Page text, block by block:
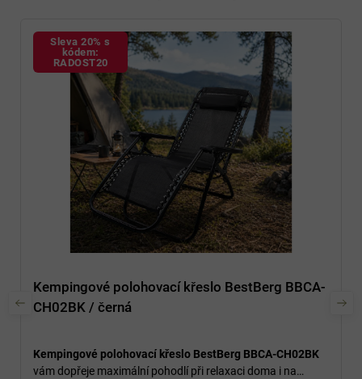
Sleva 20% s
kódem:
RADOST20
Kempingové polohovací křeslo BestBerg BBCA-
CH02BK / černá
Kempingové polohovací křeslo BestBerg BBCA-CH02BK
vám dopřeje maximální pohodlí při relaxaci doma i na